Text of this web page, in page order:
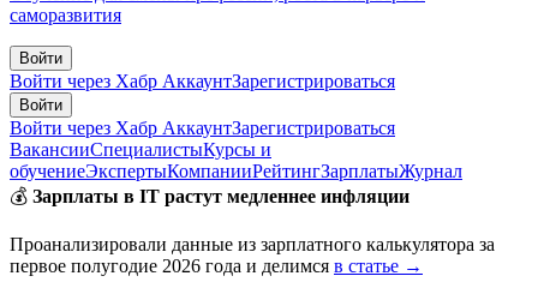
саморазвития
Войти
Войти через Хабр АккаунтЗарегистрироваться
Войти
Войти через Хабр АккаунтЗарегистрироваться
ВакансииСпециалистыКурсы и
обучениеЭкспертыКомпанииРейтингЗарплатыЖурнал
💰 Зарплаты в IT растут медленнее инфляции
Проанализировали данные из зарплатного калькулятора за
первое полугодие 2026 года и делимся в статье →